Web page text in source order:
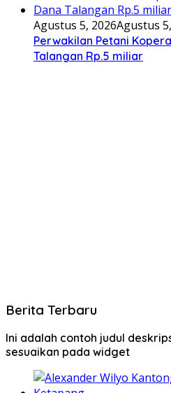
Agustus 5, 2026Agustus
Perwakilan Petani
Talangan Rp.5 miliar
Berita Terbaru
Ini adalah contoh judul
sesuaikan pada widget